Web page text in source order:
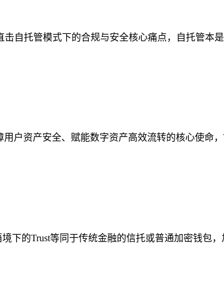
自托管模式下的合规与安全核心痛点，自托管本
户资产安全、赋能数字资产高效流转的核心使命
下的Trust等同于传统金融的信托或普通加密钱包